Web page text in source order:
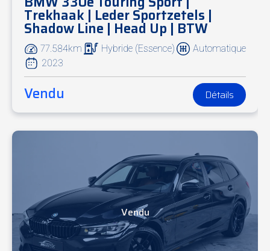
Trekhaak | Leder Sportzetels |
Shadow Line | Head Up | BTW
77.584km Hybride (Essence)
Automatique
2023
Vendu Détails
Vendu